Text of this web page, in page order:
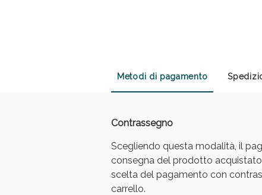
Metodi di pagamento
Contrassegno
Scegliendo questa modalità, il
consegna del prodotto
scelta del pagamento con
carrello.